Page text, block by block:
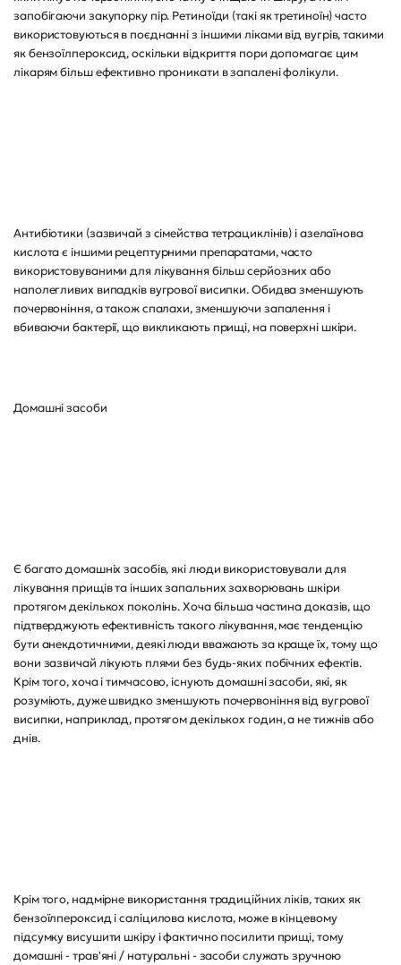
запобігаючи закупорку пір. Ретиноїди (такі як третиноїн) часто
використовуються в поєднанні з іншими ліками від вугрів, такими
як бензоїлпероксид, оскільки відкриття пори допомагає цим
лікарям більш ефективно проникати в запалені фолікули.
Антибіотики (зазвичай з сімейства тетрациклінів) і азелаїнова
кислота є іншими рецептурними препаратами, часто
використовуваними для лікування більш серйозних або
наполегливих випадків вугрової висипки. Обидва зменшують
почервоніння, а також спалахи, зменшуючи запалення і
вбиваючи бактерії, що викликають прищі, на поверхні шкіри.
Домашні засоби
Є багато домашніх засобів, які люди використовували для
лікування прищів та інших запальних захворювань шкіри
протягом декількох поколінь. Хоча більша частина доказів, що
підтверджують ефективність такого лікування, має тенденцію
бути анекдотичними, деякі люди вважають за краще їх, тому що
вони зазвичай лікують плями без будь-яких побічних ефектів.
Крім того, хоча і тимчасово, існують домашні засоби, які, як
розуміють, дуже швидко зменшують почервоніння від вугрової
висипки, наприклад, протягом декількох годин, а не тижнів або
днів.
Крім того, надмірне використання традиційних ліків, таких як
бензоїлпероксид і саліцилова кислота, може в кінцевому
підсумку висушити шкіру і фактично посилити прищі, тому
домашні - трав'яні / натуральні - засоби служать зручною